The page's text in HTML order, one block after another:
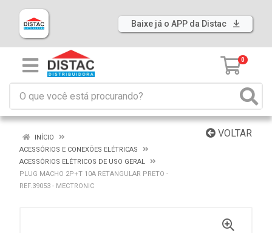
Baixe já o APP da Distac
0
VOLTAR
INÍCIO
ACESSÓRIOS E CONEXÕES ELÉTRICAS
ACESSÓRIOS ELÉTRICOS DE USO GERAL
PLUG MACHO 2P+T 10A RETANGULAR PRETO -
REF.39053 - MECTRONIC